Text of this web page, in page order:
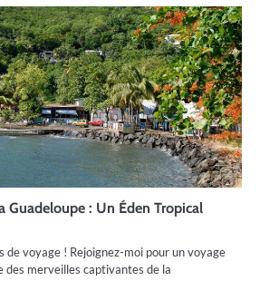
Guadeloupe : Un Éden Tropical
de voyage ! Rejoignez-moi pour un voyage
des merveilles captivantes de la